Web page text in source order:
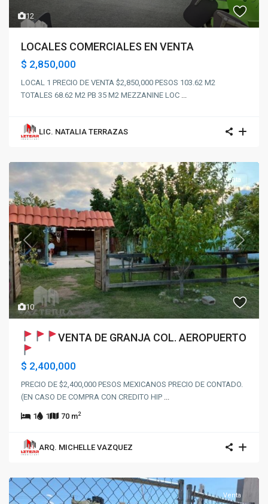
12
LOCALES COMERCIALES EN VENTA
$ 2,850,000
LOCAL 1 PRECIO DE VENTA $2,850,000 PESOS 103.62 M2
TOTALES 68.62 M2 PB 35 M2 MEZZANINE LOC
LIC. NATALIA TERRAZAS
10
Previous Next
Venta
VENTA DE GRANJA COL. AEROPUERTO
$ 2,400,000
PRECIO DE $2,400,000 PESOS MEXICANOS PRECIO DE CONTADO.
(EN CASO DE COMPRA CON CREDITO HIP
1 1 70 m2
ARQ. MICHELLE VAZQUEZ
Venta